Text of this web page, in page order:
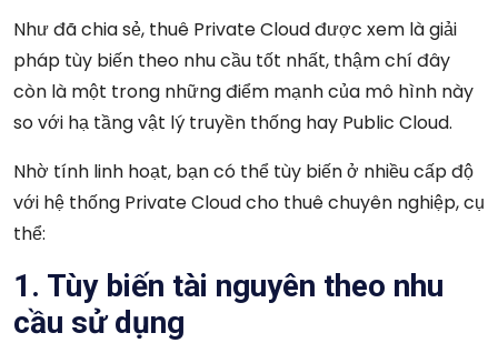
Như đã chia sẻ, thuê Private Cloud được xem là giải
pháp tùy biến theo nhu cầu tốt nhất, thậm chí đây
còn là một trong những điểm mạnh của mô hình này
so với hạ tầng vật lý truyền thống hay Public Cloud.
Nhờ tính linh hoạt, bạn có thể tùy biến ở nhiều cấp độ
với hệ thống Private Cloud cho thuê chuyên nghiệp, cụ
thể:
1. Tùy biến tài nguyên theo nhu
cầu sử dụng